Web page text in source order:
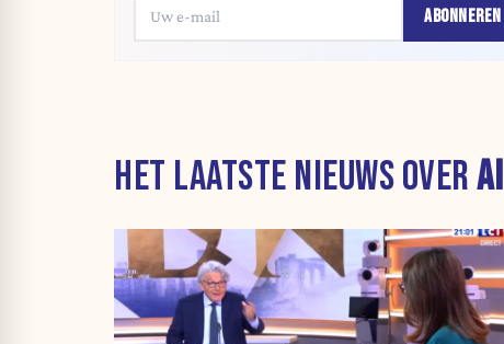
ABONNEREN
HET LAATSTE NIEUWS OVERAI